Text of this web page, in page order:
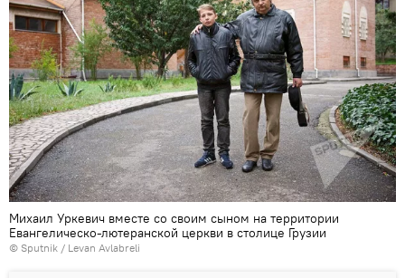
Михаил Уркевич вместе со своим сыном на территории
Евангелическо-лютеранской церкви в столице Грузии
© Sputnik / Levan Avlabreli